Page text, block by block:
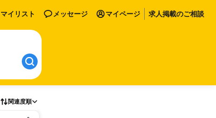
マイリスト メッセージ マイページ 求人掲載のご相談
関連度順